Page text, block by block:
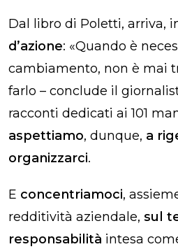
Dal libro di Poletti, arriva,
d’azione: «Quando è
cambiamento, non è mai
farlo – conclude il
racconti dedicati ai 101
aspettiamo, dunque, a
organizzarci.
E concentriamoci,
redditività aziendale, sul
responsabilità intesa